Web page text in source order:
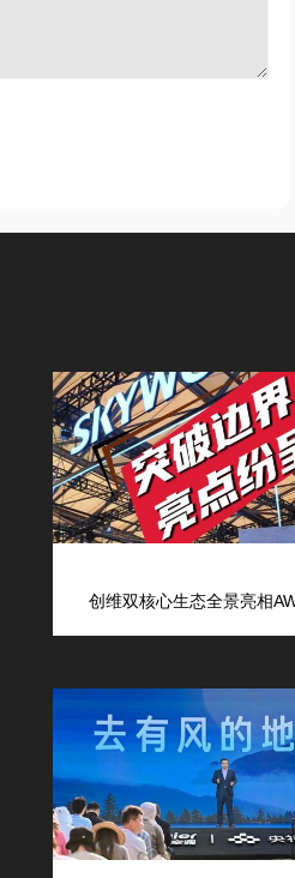
创维双核心生态全景亮相